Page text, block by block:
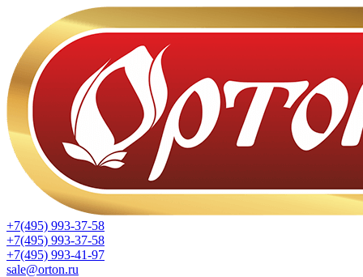
+7(495) 993-37-58
+7(495) 993-37-58
+7(495) 993-41-97
sale@orton.ru